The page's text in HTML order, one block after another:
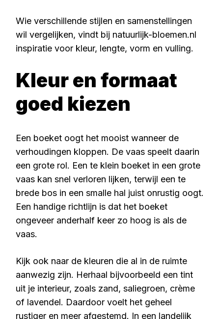
Wie verschillende stijlen en samenstellingen
wil vergelijken, vindt bij natuurlijk-bloemen.nl
inspiratie voor kleur, lengte, vorm en vulling.
Kleur en formaat
goed kiezen
Een boeket oogt het mooist wanneer de
verhoudingen kloppen. De vaas speelt daarin
een grote rol. Een te klein boeket in een grote
vaas kan snel verloren lijken, terwijl een te
brede bos in een smalle hal juist onrustig oogt.
Een handige richtlijn is dat het boeket
ongeveer anderhalf keer zo hoog is als de
vaas.
Kijk ook naar de kleuren die al in de ruimte
aanwezig zijn. Herhaal bijvoorbeeld een tint
uit je interieur, zoals zand, saliegroen, crème
of lavendel. Daardoor voelt het geheel
rustiger en meer afgestemd. In een landelijk